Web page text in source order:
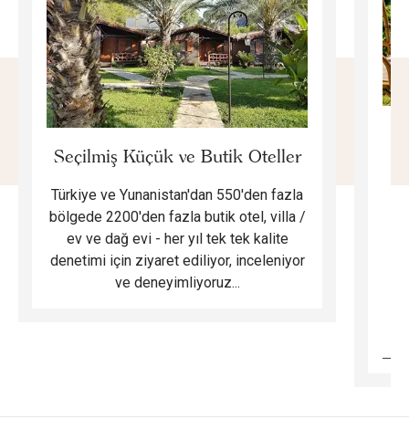
Seçilmiş Küçük ve Butik Oteller
Türkiye ve Yunanistan'dan 550'den fazla
bölgede 2200'den fazla butik otel, villa /
ev ve dağ evi - her yıl tek tek kalite
denetimi için ziyaret ediliyor, inceleniyor
ve deneyimliyoruz...